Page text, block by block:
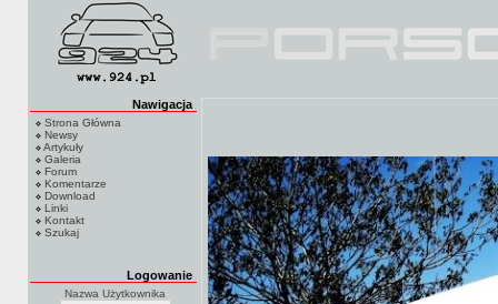
Nawigacja
Strona Główna
Newsy
Artykuły
Galeria
Forum
Komentarze
Download
Linki
Kontakt
Szukaj
Logowanie
Nazwa Użytkownika